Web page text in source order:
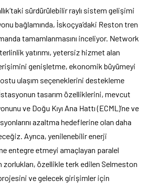
sürdürülebilir raylı sistem gelişimi
bağlamında, İskoçya’daki Reston tren
tamamlanmasını inceliyor. Network
yatırımı, yetersiz hizmet alan
erişimini genişletme, ekonomik büyümeyi
ulaşım seçeneklerini destekleme
İstasyonun tasarım özelliklerini, mevcut
ve Doğu Kıyı Ana Hattı (ECML)’ne ve
azaltma hedeflerine olan daha
Ayrıca, yenilenebilir enerji
entegre etmeyi amaçlayan paralel
zorlukları, özellikle terk edilen Selmeston
ve gelecek girişimler için